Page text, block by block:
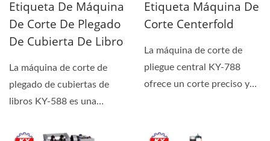
Etiqueta De Máquina
De Corte De Plegado
De Cubierta De Libro
La máquina de corte de
plegado de cubiertas de
libros KY-588 es una
automatizada...
Etiqueta Máquina De
Corte Centerfold
La máquina de corte de
pliegue central KY-788
ofrece un corte preciso y